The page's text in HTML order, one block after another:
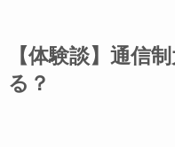
【体験談】通信
る？